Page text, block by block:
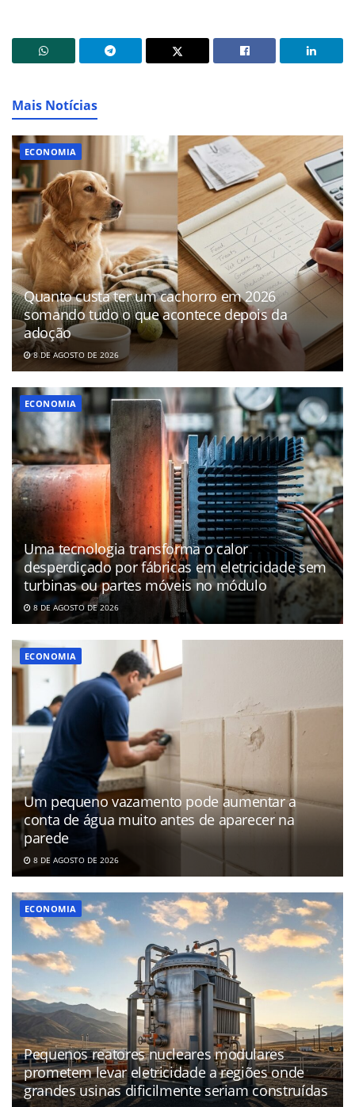
Mais Notícias
ECONOMIA
Quanto custa ter um cachorro em 2026
somando tudo o que acontece depois da
adoção
8 DE AGOSTO DE 2026
ECONOMIA
Uma tecnologia transforma o calor
desperdiçado por fábricas em eletricidade sem
turbinas ou partes móveis no módulo
8 DE AGOSTO DE 2026
ECONOMIA
Um pequeno vazamento pode aumentar a
conta de água muito antes de aparecer na
parede
8 DE AGOSTO DE 2026
ECONOMIA
Pequenos reatores nucleares modulares
prometem levar eletricidade a regiões onde
grandes usinas dificilmente seriam construídas